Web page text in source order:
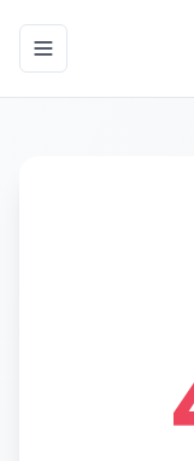
Toggle